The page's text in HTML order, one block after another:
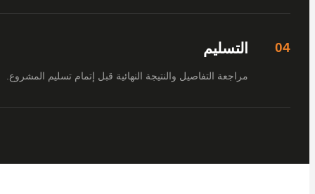
التسليم
مراجعة التفاصيل والنتيجة النهائية قبل إتمام تسليم المشروع.